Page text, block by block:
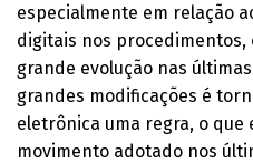
especialmente em relação
digitais nos procedimentos,
grande evolução nas
grandes modificações é
eletrônica uma regra, o que
movimento adotado nos